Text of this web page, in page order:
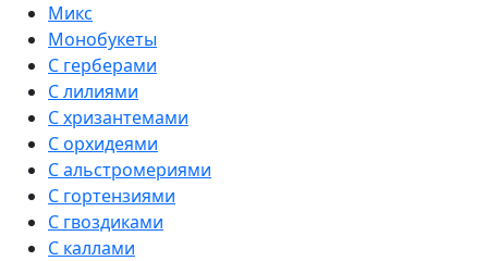
Микс
Монобукеты
С герберами
С лилиями
С хризантемами
С орхидеями
С альстромериями
С гортензиями
С гвоздиками
С каллами